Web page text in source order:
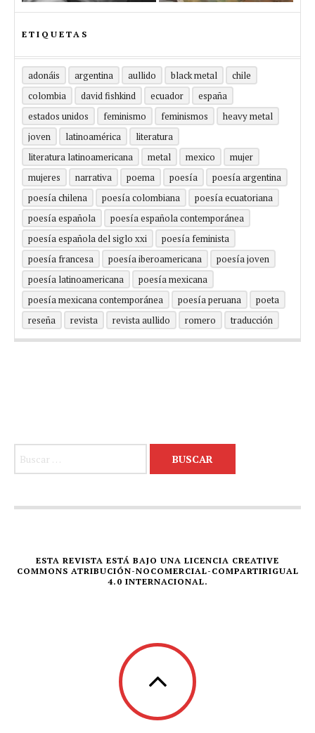
ETIQUETAS
adonáis argentina aullido black metal
chile
colombia
david fishkind ecuador
españa
estados unidos
feminismo feminismos
heavy metal
joven
latinoamérica
literatura
literatura latinoamericana
metal mexico
mujer
mujeres
narrativa poema poesía
poesía argentina
poesía chilena
poesía colombiana
poesía ecuatoriana
poesía española
poesía española contemporánea
poesía española del siglo xxi
poesía feminista
poesía francesa
poesía iberoamericana
poesía joven
poesía latinoamericana
poesía mexicana
poesía mexicana contemporánea
poesía peruana
poeta
reseña
revista revista aullido romero traducción
ESTA REVISTA ESTÁ BAJO UNA LICENCIA CREATIVE
COMMONS ATRIBUCIÓN-NOCOMERCIAL-COMPARTIRIGUAL
4.0 INTERNACIONAL.